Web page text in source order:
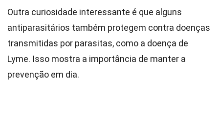
Outra curiosidade interessante é que alguns
antiparasitários também protegem contra doenças
transmitidas por parasitas, como a doença de
Lyme. Isso mostra a importância de manter a
prevenção em dia.